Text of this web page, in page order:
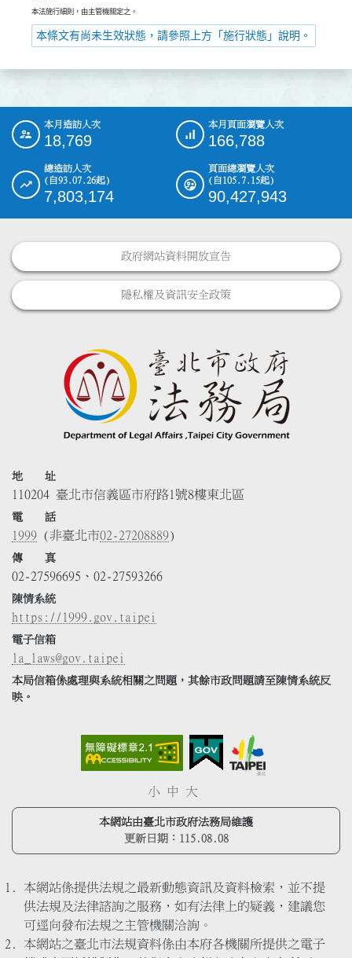
本法施行細則，由主管機關定之。
本條文有尚未生效狀態，請參照上方「施行狀態」說明。
::: 本月造訪人次
18,769
本月頁面瀏覽人次
166,788
總造訪人次
(自93.07.26起)
7,803,174
頁面總瀏覽人次
(自105.7.15起)
90,427,943
政府網站資料開放宣告
隱私權及資訊安全政策
地 址
110204 臺北市信義區市府路1號8樓東北區
電 話
1999 (非臺北市02-27208889)
傳 真
02-27596695、02-27593266
陳情系統
https://1999.gov.taipei
電子信箱
la_laws@gov.taipei
本局信箱係處理與系統相關之問題，其餘市政問題請至陳情系統反
映。
小 中 大
本網站由臺北市政府法務局維護
更新日期： 115.08.08
本網站係提供法規之最新動態資訊及資料檢索，並不提
供法規及法律諮詢之服務，如有法律上的疑義，建議您
可逕向發布法規之主管機關洽詢。
本網站之臺北市法規資料係由本府各機關所提供之電子